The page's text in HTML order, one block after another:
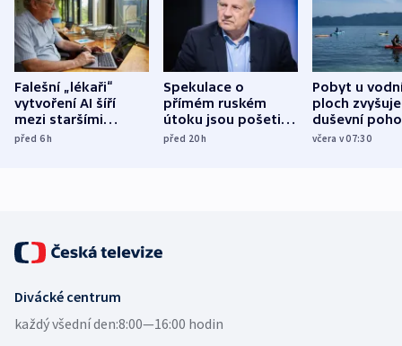
Falešní „lékaři“
vytvoření AI šíří
mezi staršími
Poláky nebezpečné
před 6h
Spekulace o
přímém ruském
útoku jsou pošetilé,
míní estonský
před 20h
Pobyt u
ploch zvyšuje
duševní
ukázala
včera v 07:30
Divácké centrum
každý všední den:8:00—16:00 hodin